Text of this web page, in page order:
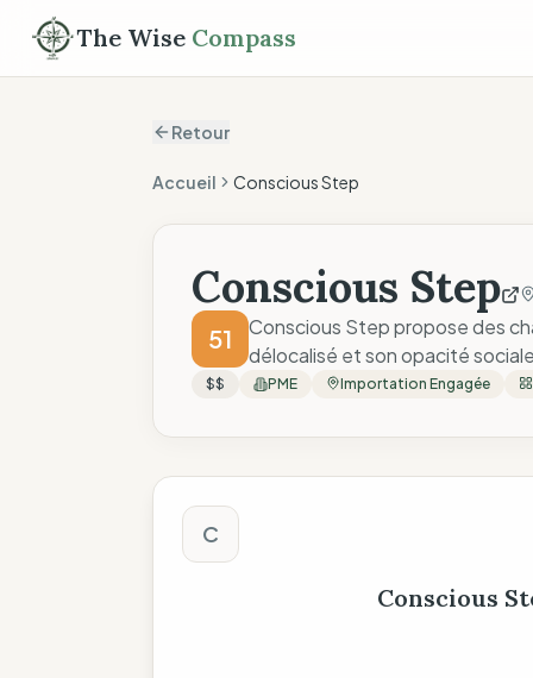
The Wise Compass
Retour
Accueil Conscious Step
Conscious Step
51
Conscious Step propose des
délocalisé et son opacité
$$ PME Importation Engagée
Score The Wise
C
Conscious